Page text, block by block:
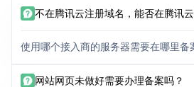
不在腾讯云注册域名，能否在腾讯
使用哪个接入商的服务器需要在哪里备
网站网页未做好需要办理备案吗？